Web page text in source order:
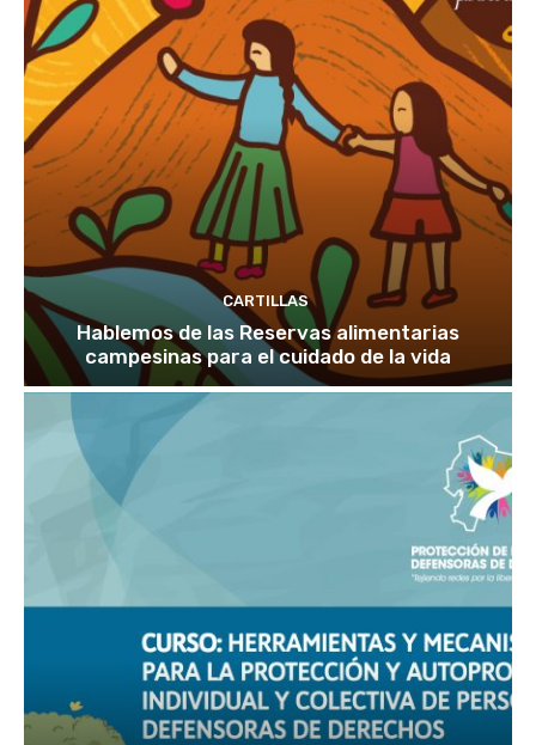
CARTILLAS
Hablemos de las Reservas alimentarias
campesinas para el cuidado de la vida